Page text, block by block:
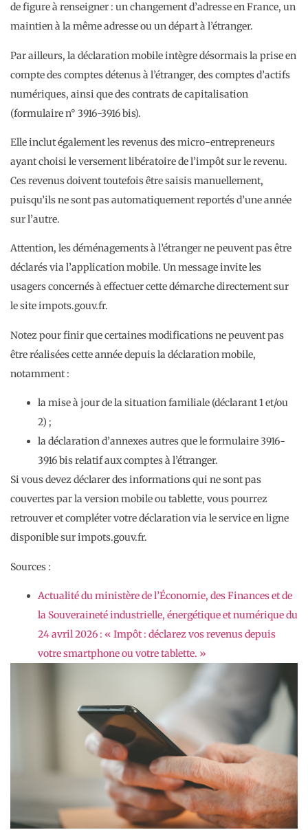
de figure à renseigner : un changement d’adresse en France, un
maintien à la même adresse ou un départ à l’étranger.
Par ailleurs, la déclaration mobile intègre désormais la prise en
compte des comptes détenus à l’étranger, des comptes d’actifs
numériques, ainsi que des contrats de capitalisation
(formulaire n° 3916-3916 bis).
Elle inclut également les revenus des micro-entrepreneurs
ayant choisi le versement libératoire de l’impôt sur le revenu.
Ces revenus doivent toutefois être saisis manuellement,
puisqu’ils ne sont pas automatiquement reportés d’une année
sur l’autre.
Attention, les déménagements à l’étranger ne peuvent pas être
déclarés via l’application mobile. Un message invite les
usagers concernés à effectuer cette démarche directement sur
le site impots.gouv.fr.
Notez pour finir que certaines modifications ne peuvent pas
être réalisées cette année depuis la déclaration mobile,
notamment :
la mise à jour de la situation familiale (déclarant 1 et/ou
2) ;
la déclaration d’annexes autres que le formulaire 3916-
3916 bis relatif aux comptes à l’étranger.
Si vous devez déclarer des informations qui ne sont pas
couvertes par la version mobile ou tablette, vous pourrez
retrouver et compléter votre déclaration via le service en ligne
disponible sur impots.gouv.fr.
Sources :
Actualité du ministère de l’Économie, des Finances et de
la Souveraineté industrielle, énergétique et numérique du
24 avril 2026 : « Impôt : déclarez vos revenus depuis
votre smartphone ou votre tablette. »